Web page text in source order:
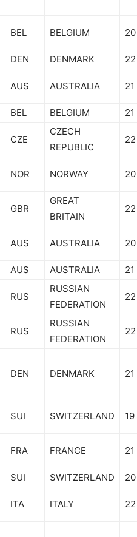
BEL BELGIUM 20
DEN DENMARK 22
AUS AUSTRALIA 21
BEL BELGIUM 21
CZE
CZECH
REPUBLIC
22
NOR NORWAY 20
GBR
GREAT
BRITAIN
22
AUS AUSTRALIA 20
AUS AUSTRALIA 21
RUS
RUSSIAN
FEDERATION
22
RUS
RUSSIAN
FEDERATION
22
DEN DENMARK 21
SUI SWITZERLAND 19
FRA FRANCE 21
SUI SWITZERLAND 20
ITA ITALY 22